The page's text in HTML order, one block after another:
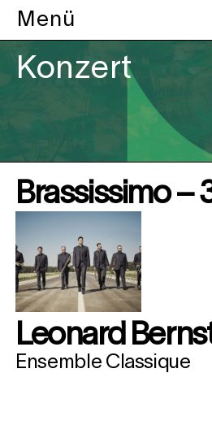
Menü
Konzert
Brassissimo –
Leonard
Ensemble Classique